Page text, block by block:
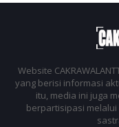
Website
yang berisi informasi
itu, media ini juga
berpartisipasi